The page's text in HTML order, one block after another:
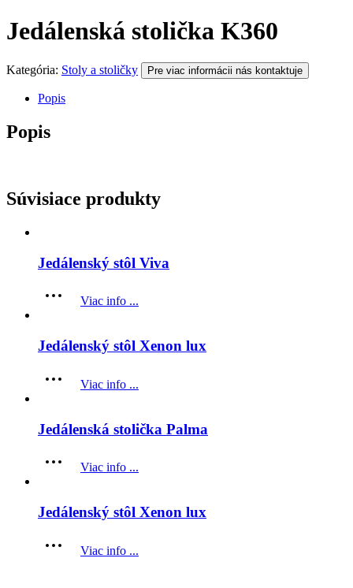
Jedálenská stolička K360
Kategória: Stoly a stoličky Pre viac informácii nás kontaktuje
Popis
Popis
Súvisiace produkty
Jedálenský stôl Viva
Viac info ...
Jedálenský stôl Xenon lux
Viac info ...
Jedálenská stolička Palma
Viac info ...
Jedálenský stôl Xenon lux
Viac info ...